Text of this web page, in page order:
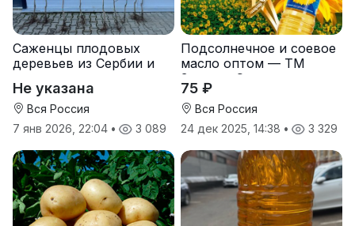
Саженцы плодовых
деревьев из Сербии и
Не указана
Вся Россия
7 янв 2026, 22:04 • 3 089
Подсолнечное и соевое
масло оптом — ТМ
Золотая Семечка
75 ₽
Вся Россия
24 дек 2025, 14:38 • 3 329